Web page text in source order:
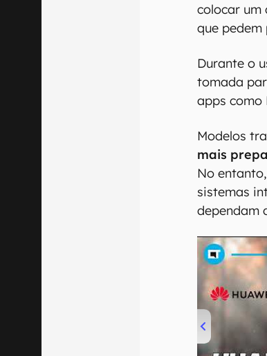
colocar um
que
Durante o
tomada
apps
Modelos
mais
No
sistemas
dependam